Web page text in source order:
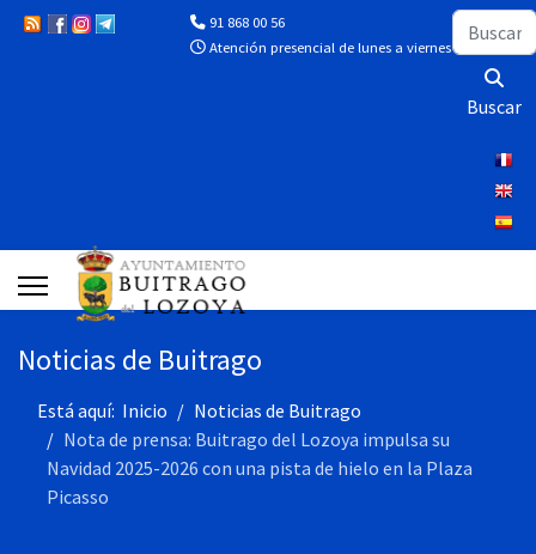
91 868 00 56
Atención presencial de lunes a viernes de 10:00 a
Buscar
Buscar
Noticias de Buitrago
Está aquí: Inicio
Noticias de Buitrago
Nota de prensa: Buitrago del Lozoya impulsa su
Navidad 2025-2026 con una pista de hielo en la Plaza
Picasso